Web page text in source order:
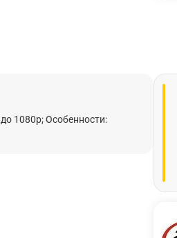
1080р; Особенности: